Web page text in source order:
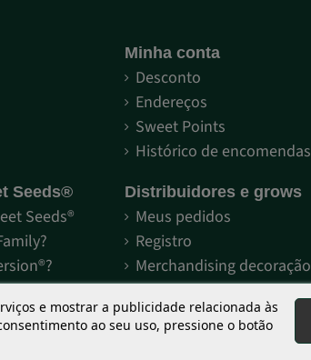
Minha conta
Desconto
Endereços
Sweet Points
Histórico de encomendas
Seeds®
Seeds®
Distribuidores e grows
Meus pedidos
Registro
Merchandising decoração
Zona de descargas
e mostrar a publicidade relacionada às
ao seu uso, pressione o botão